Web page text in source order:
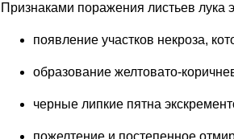
Признаками поражения листьев лука
появление участков некроза,
образование желтовато-
черные липкие пятна